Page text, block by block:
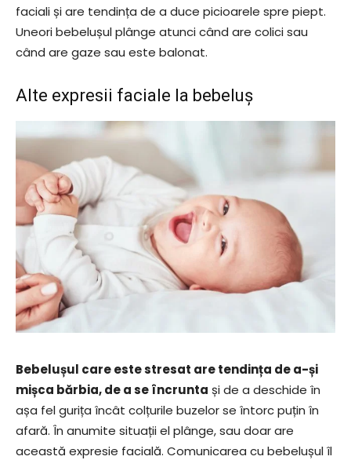
faciali și are tendința de a duce picioarele spre piept.
Uneori bebelușul plânge atunci când are colici sau
când are gaze sau este balonat.
Alte expresii faciale la bebeluș
Bebelușul care este stresat are tendința de a-și
mișca bărbia, de a se încrunta și de a deschide în
așa fel gurița încât colțurile buzelor se întorc puțin în
afară. În anumite situații el plânge, sau doar are
această expresie facială. Comunicarea cu bebelușul îl